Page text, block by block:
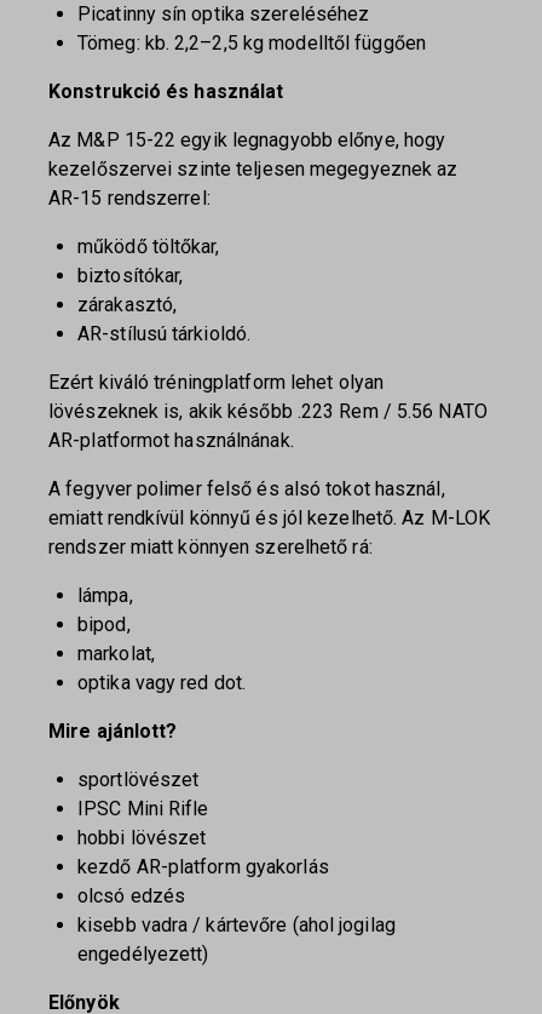
Picatinny sín optika szereléséhez
Tömeg: kb. 2,2–2,5 kg modelltől függően
Konstrukció és használat
Az M&P 15-22 egyik legnagyobb előnye, hogy
kezelőszervei szinte teljesen megegyeznek az
AR-15 rendszerrel:
működő töltőkar,
biztosítókar,
zárakasztó,
AR-stílusú tárkioldó.
Ezért kiváló tréningplatform lehet olyan
lövészeknek is, akik később .223 Rem / 5.56 NATO
AR-platformot használnának.
A fegyver polimer felső és alsó tokot használ,
emiatt rendkívül könnyű és jól kezelhető. Az M-LOK
rendszer miatt könnyen szerelhető rá:
lámpa,
bipod,
markolat,
optika vagy red dot.
Mire ajánlott?
sportlövészet
IPSC Mini Rifle
hobbi lövészet
kezdő AR-platform gyakorlás
olcsó edzés
kisebb vadra / kártevőre (ahol jogilag
engedélyezett)
Előnyök